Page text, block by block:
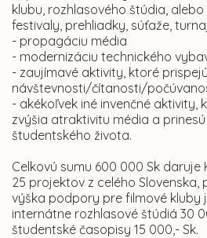
klubu, rozhlasového štúdia,
festivaly, prehliadky, súťaže,
- propagáciu média
- modernizáciu technického
- zaujímavé aktivity, ktoré
návštevnosti/čítanosti/
- akékoľvek iné invenčné aktivity,
zvýšia atraktivitu média a
študentského života.
Celkovú sumu 600 000 Sk daruje
25 projektov z celého Slovenska,
výška podpory pre filmové kluby
internátne rozhlasové štúdiá 30
študentské časopisy 15 000,- Sk.